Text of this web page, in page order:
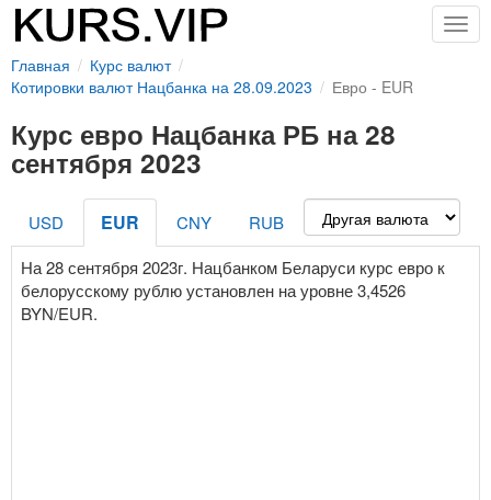
Главная
Курс валют
Котировки валют Нацбанка на 28.09.2023
Евро - EUR
Курс евро Нацбанка РБ на 28
сентября 2023
USD EUR CNY
RUB
На 28 сентября 2023г. Нацбанком Беларуси курс евро к
белорусскому рублю установлен на уровне 3,4526
BYN/EUR.